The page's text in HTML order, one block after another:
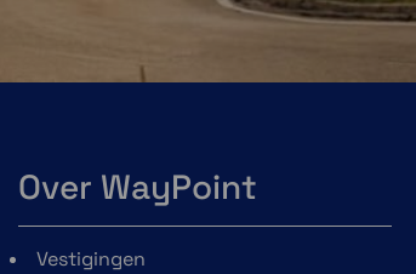
Over WayPoint
Vestigingen